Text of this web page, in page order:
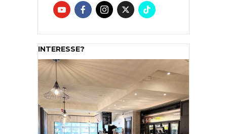
INTERESSE?